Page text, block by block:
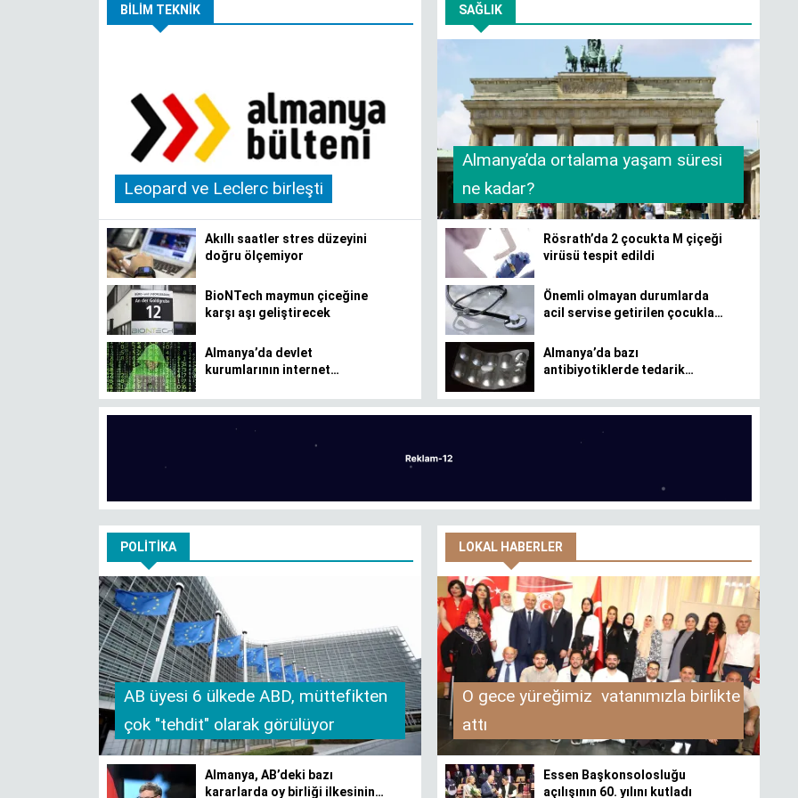
BILIM TEKNIK
Leopard ve Leclerc birleşti
Akıllı saatler stres düzeyini
doğru ölçemiyor
BioNTech maymun çiceğine
karşı aşı geliştirecek
Almanya’da devlet
kurumlarının internet
SAĞLIK
Almanya’da ortalama yaşam süresi
ne kadar?
Rösrath’da 2 çocukta M çiçeği
virüsü tespit edildi
Önemli olmayan durumlarda
acil servise getirilen çocuklar
Almanya’da bazı
antibiyotiklerde tedarik
POLITIKA
AB üyesi 6 ülkede ABD, müttefikten
çok "tehdit" olarak görülüyor
Almanya, AB’deki bazı
kararlarda oy birliği ilkesinin
LOKAL HABERLER
O gece yüreğimiz vatanımızla birlikte
attı
Essen Başkonsolosluğu
açılışının 60. yılını kutladı